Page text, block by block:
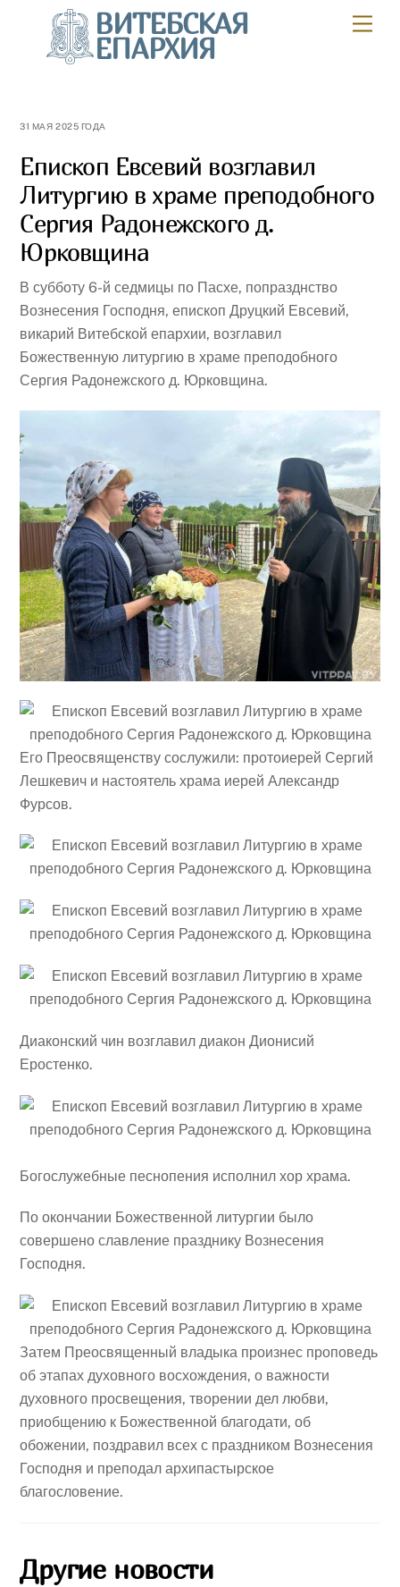
content
ВИТЕБСКАЯ
ЕПАРХИЯ
31 МАЯ 2025 ГОДА
Епископ Евсевий возглавил
Литургию в храме преподобного
Сергия Радонежского д.
Юрковщина
В субботу 6-й седмицы по Пасхе, попразднство
Вознесения Господня, епископ Друцкий Евсевий,
викарий Витебской епархии, возглавил
Божественную литургию в храме преподобного
Сергия Радонежского д. Юрковщина.
Его Преосвященству сослужили: протоиерей Сергий
Лешкевич и настоятель храма иерей Александр
Фурсов.
Диаконский чин возглавил диакон Дионисий
Еростенко.
Богослужебные песнопения исполнил хор храма.
По окончании Божественной литургии было
совершено славление празднику Вознесения
Господня.
Затем Преосвященный владыка произнес проповедь
об этапах духовного восхождения, о важности
духовного просвещения, творении дел любви,
приобщению к Божественной благодати, об
обожении, поздравил всех с праздником Вознесения
Господня и преподал архипастырское
благословение.
Другие новости